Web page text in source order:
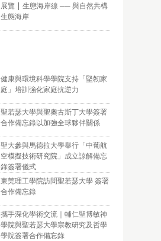
展覽 | 生態海岸線 ── 與自然共構
生態海岸
健康與環境科學學院支持「堅韌家
庭」培訓強化家庭抗逆力
聖若瑟大學與聖奧古斯丁大學簽署
合作備忘錄以加強全球夥伴關係
聖大參與馬德拉大學舉行「中葡航
空模擬技術研究院」成立諒解備忘
錄簽署儀式
東莞理工學院訪問聖若瑟大學 簽署
合作備忘錄
攜手深化學術交流｜輔仁聖博敏神
學院與聖若瑟大學宗教研究及哲學
學院簽署合作備忘錄